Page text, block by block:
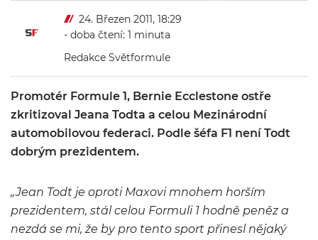
24. Březen 2011, 18:29
- doba čtení: 1 minuta
Redakce Světformule
Promotér Formule 1, Bernie Ecclestone ostře
zkritizoval Jeana Todta a celou Mezinárodní
automobilovou federaci. Podle šéfa F1 není Todt
dobrým prezidentem.
„Jean Todt je oproti Maxovi mnohem horším
prezidentem, stál celou Formuli 1 hodně peněz a
nezdá se mi, že by pro tento sport přinesl nějaký